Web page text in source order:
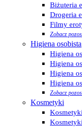
Biżuteria
Drogeria
Filmy
Zobacz
Higiena osobista
Higiena
Higiena
Higiena
Higiena
Zobacz
Kosmetyki